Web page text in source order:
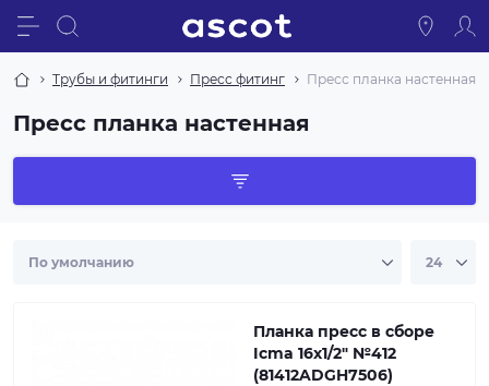
Трубы и фитинги Пресс фитинг Пресс планка настенная
Пресс планка настенная
Планка пресс в сборе
Icma 16х1/2" №412
(81412ADGH7506)